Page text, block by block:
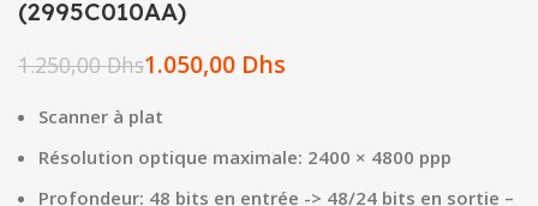
(2995C010AA)
1.250,00Dhs1.050,00 Dhs
Scanner à plat
Résolution optique maximale: 2400 × 4800 ppp
Profondeur: 48 bits en entrée -> 48/24 bits en sortie –